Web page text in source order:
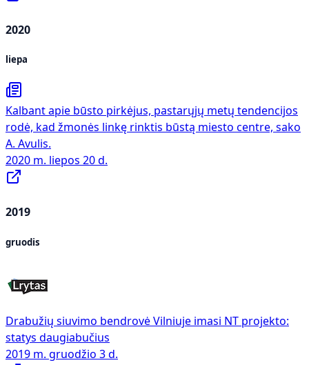
2020
liepa
Kalbant apie būsto pirkėjus, pastarųjų metų tendencijos
rodė, kad žmonės linkę rinktis būstą miesto centre, sako
A. Avulis.
2020 m. liepos 20 d.
2019
gruodis
Drabužių siuvimo bendrovė Vilniuje imasi NT projekto:
statys daugiabučius
2019 m. gruodžio 3 d.